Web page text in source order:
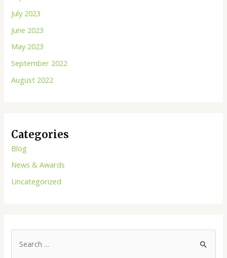
July 2023
June 2023
May 2023
September 2022
August 2022
Categories
Blog
News & Awards
Uncategorized